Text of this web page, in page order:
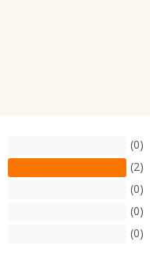
(0)
(2)
(0)
(0)
(0)